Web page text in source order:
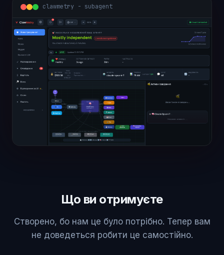
clawmetry - subagent
Що ви отримуєте
Створено, бо нам це було потрібно. Тепер вам
не доведеться робити це самостійно.